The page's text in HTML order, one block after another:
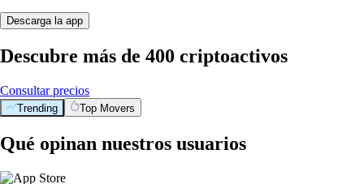
Descarga la app
Descubre más de 400 criptoactivos
Consultar precios
Trending Top Movers
Qué opinan nuestros usuarios